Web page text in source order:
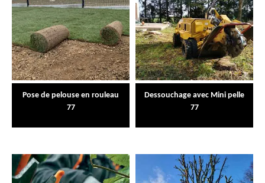
Pose de pelouse en rouleau
77
Dessouchage avec Mini pelle
77